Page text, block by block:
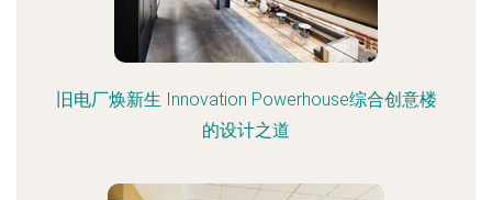
旧电厂焕新生 Innovation Powerhouse综合创意楼
的设计之道